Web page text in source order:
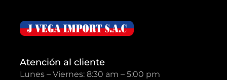
Atención al cliente
Lunes – Viernes: 8:30 am – 5:00 pm